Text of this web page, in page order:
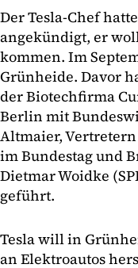
Der Tesla-Chef
angekündigt, er
kommen. Im
Grünheide. Davor
der Biotechfirma
Berlin mit
Altmaier,
im Bundestag und
Dietmar Woidke
geführt.
Tesla will in
an Elektroautos